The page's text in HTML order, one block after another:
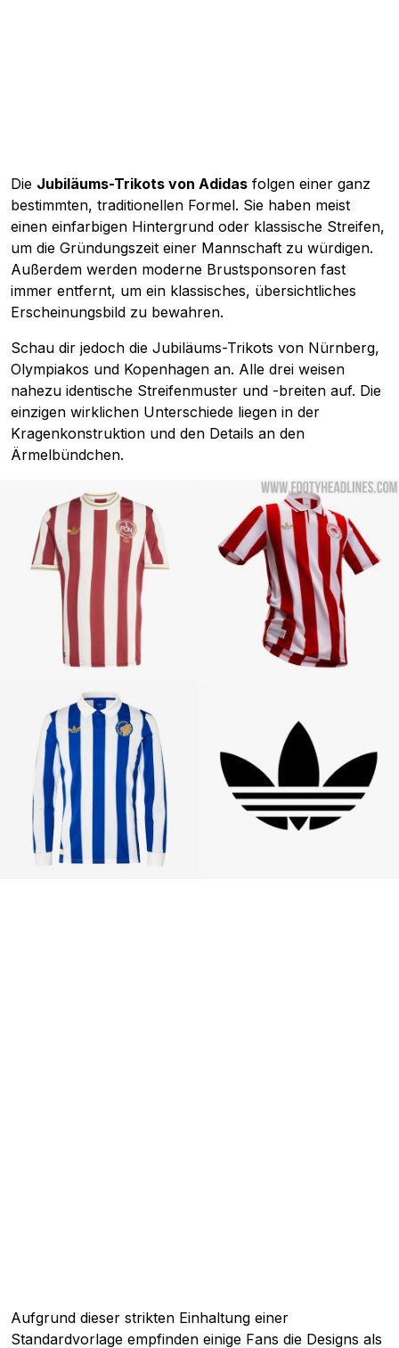
Die Jubiläums-Trikots von Adidas folgen einer ganz
bestimmten, traditionellen Formel. Sie haben meist
einen einfarbigen Hintergrund oder klassische Streifen,
um die Gründungszeit einer Mannschaft zu würdigen.
Außerdem werden moderne Brustsponsoren fast
immer entfernt, um ein klassisches, übersichtliches
Erscheinungsbild zu bewahren.
Schau dir jedoch die Jubiläums-Trikots von Nürnberg,
Olympiakos und Kopenhagen an. Alle drei weisen
nahezu identische Streifenmuster und -breiten auf. Die
einzigen wirklichen Unterschiede liegen in der
Kragenkonstruktion und den Details an den
Ärmelbündchen.
Aufgrund dieser strikten Einhaltung einer
Standardvorlage empfinden einige Fans die Designs als